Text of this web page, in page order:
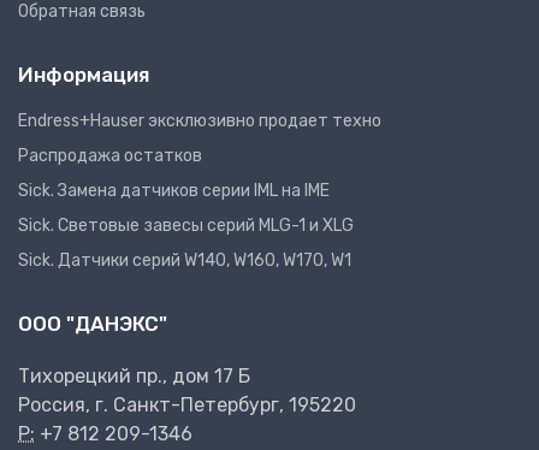
Обратная связь
Информация
Endress+Hauser эксклюзивно продает техно
Распродажа остатков
Sick. Замена датчиков серии IML на IME
Sick. Световые завесы серий MLG-1 и XLG
Sick. Датчики серий W140, W160, W170, W1
ООО "ДАНЭКС"
Тихорецкий пр., дом 17 Б
Россия, г. Санкт-Петербург, 195220
P: +7 812 209-1346